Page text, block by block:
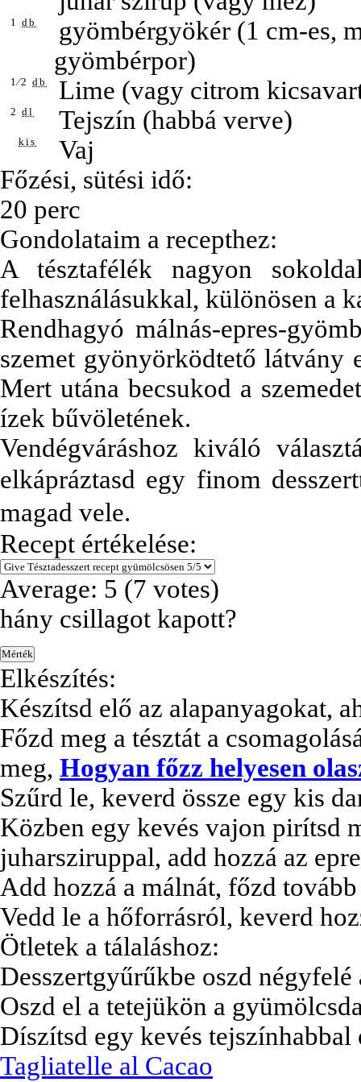
1db
gyömbérgyökér (1 cm-es,
gyömbérpor)
1⁄2db Lime (vagy citrom
2dl Tejszín (habbá verve)
kis
Vaj
Főzési, sütési idő:
20 perc
Gondolataim a recepthez:
A tésztafélék nagyon
felhasználásukkal, különösen a
Rendhagyó málnás-epres-
szemet gyönyörködtető látvány
Mert utána becsukod a
ízek bűvöletének.
Vendégváráshoz kiváló
elkápráztasd egy finom de
magad vele.
Recept értékelése:
Average: 5 (7 votes)
hány csillagot kapott?
Elkészítés:
Készítsd elő az alapanyagokat,
Főzd meg a tésztát a
meg, Hogyan főzz helyesen
Szűrd le, keverd össze egy kis
Közben egy kevés vajon pirítsd
juharsziruppal, add hozzá az
Add hozzá a málnát, főzd
Vedd le a hőforrásról, keverd
Ötletek a tálaláshoz:
Desszertgyűrűkbe oszd négyfelé
Oszd el a tetejükön a
Díszítsd egy kevés
Tagliatelle al Cacao